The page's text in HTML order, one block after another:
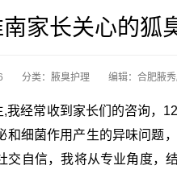
家长关心的狐
分类： 腋臭护理 编辑：合肥腋
经常收到家长们的咨询，
细菌作用产生的异味问题
自信，我将从专业角度，